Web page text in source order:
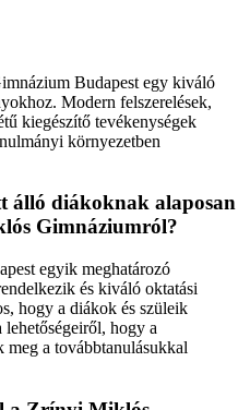
Budapest egy kiváló
Modern felszerelések,
kiegészítő tevékenységek
környezetben
álló diákoknak alaposan
Gimnáziumról?
egyik meghatározó
és kiváló oktatási
hogy a diákok és szüleik
hogy a
meg a továbbtanulásukkal